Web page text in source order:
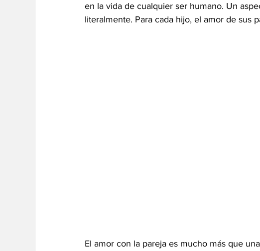
en la vida de cualquier ser humano. Un
literalmente. Para cada hijo, el amor de sus
El amor con la pareja es mucho más que